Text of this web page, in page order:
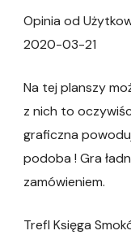
Opinia od
2020-03-21
Na tej planszy
z nich to
graficzna
podoba ! Gra
zamówieniem.
Trefl Księga